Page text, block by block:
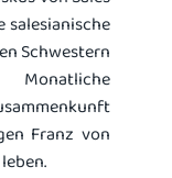
salesianische
Schwestern
Franz von